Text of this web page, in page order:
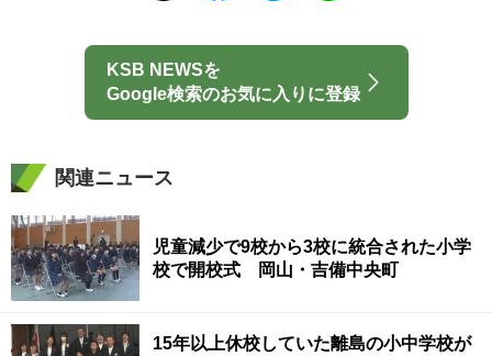
KSB NEWSを
Google検索のお気に入りに登録
関連ニュース
児童減少で9校から3校に統合された小学
校で開校式 岡山・吉備中央町
15年以上休校していた離島の小中学校が